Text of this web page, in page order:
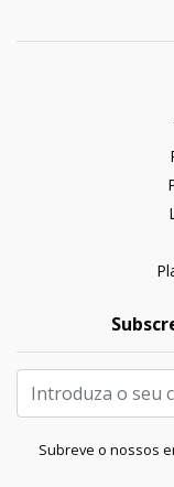
Subreve o nossos